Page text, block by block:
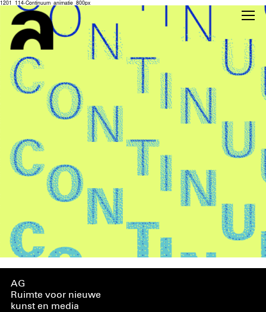
1201_114-Continuum_animatie_800px
AG
Ruimte voor nieuwe
kunst en media